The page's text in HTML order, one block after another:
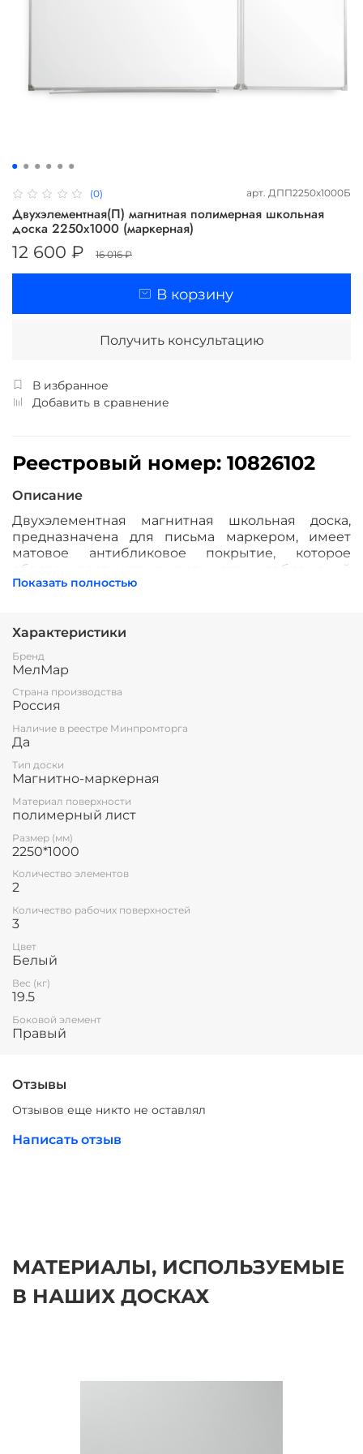
(0) арт. ДПП2250х1000Б
Двухэлементная(П) магнитная полимерная школьная
доска 2250х1000 (маркерная)
12 600 ₽ 16 016 ₽
В корзину
Получить консультацию
В избранное
Добавить в сравнение
Реестровый номер: 10826102
Описание
Двухэлементная магнитная школьная доска,
предназначена для письма маркером, имеет
матовое антибликовое покрытие, которое
обеспечивает четкую видимость изображений
под любым углом зрения.
полимерного листа,
профиль, благодаря чему имеет высокую
износоустойчивость и прочность. Имеется лоток
для мела/маркера и принадлежностей.
Стальная основа доски даёт возможность
крепления наглядных учебных пособий к
поверхности с помощью магнитов.
Все школьные доски соответствуют ГОСТ 20064-
86 ДОСКИ КЛАССНЫЕ
Показать полностью
Характеристики
Бренд
МелМар
Страна производства
Россия
Наличие в реестре Минпромторга
Да
Тип доски
Магнитно-маркерная
Материал поверхности
полимерный лист
Размер (мм)
2250*1000
Количество элементов
2
Количество рабочих поверхностей
3
Цвет
Белый
Вес (кг)
19.5
Боковой элемент
Правый
Отзывы
Отзывов еще никто не оставлял
Написать отзыв
МАТЕРИАЛЫ, ИСПОЛЬЗУЕМЫЕ
В НАШИХ ДОСКАХ